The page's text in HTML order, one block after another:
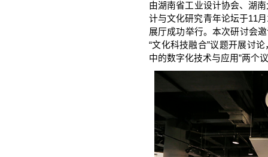
由湖南省工业设计协会、湖
计与文化研究青年论坛于11
展厅成功举行。本次研讨会
“文化科技融合”议题开展讨
中的数字化技术与应用”两个